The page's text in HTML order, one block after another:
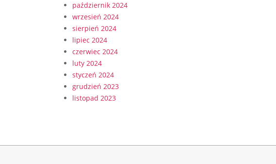
październik 2024
wrzesień 2024
sierpień 2024
lipiec 2024
czerwiec 2024
luty 2024
styczeń 2024
grudzień 2023
listopad 2023